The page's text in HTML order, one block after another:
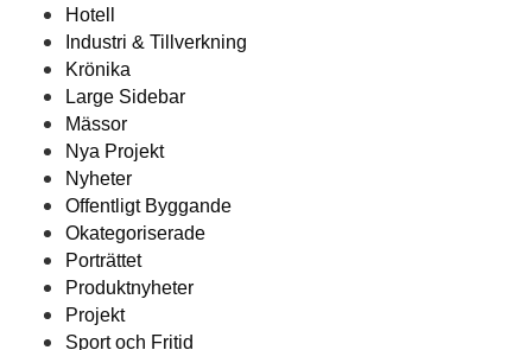
Hotell
Industri & Tillverkning
Krönika
Large Sidebar
Mässor
Nya Projekt
Nyheter
Offentligt Byggande
Okategoriserade
Porträttet
Produktnyheter
Projekt
Sport och Fritid